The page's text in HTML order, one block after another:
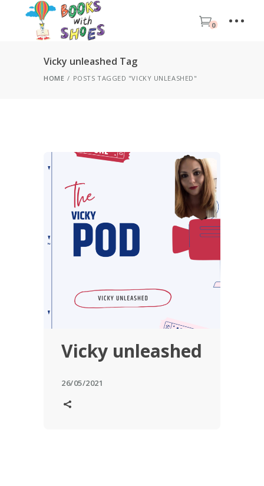
0
Vicky unleashed Tag
HOME POSTS TAGGED "VICKY UNLEASHED"
Vicky unleashed
26/05/2021